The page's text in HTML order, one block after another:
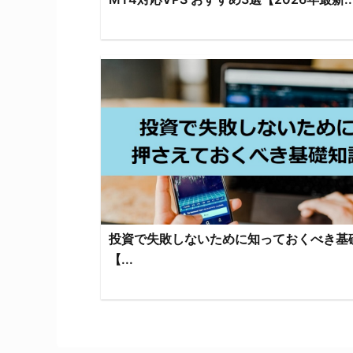
投資で失敗しないために知っておくべき基
【...